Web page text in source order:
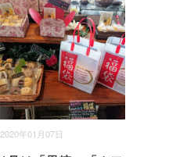
2020年01月07日